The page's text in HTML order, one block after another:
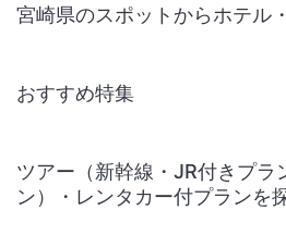
宮崎県のスポットからホテル
おすすめ特集
ツアー（新幹線・JR付きプラ
ン）・レンタカー付プランを